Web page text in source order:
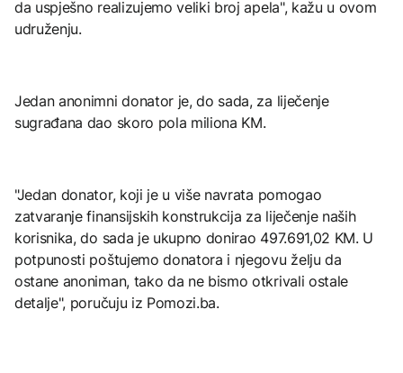
da uspješno realizujemo veliki broj apela", kažu u ovom
udruženju.
Jedan anonimni donator je, do sada, za liječenje
sugrađana dao skoro pola miliona KM.
"Jedan donator, koji je u više navrata pomogao
zatvaranje finansijskih konstrukcija za liječenje naših
korisnika, do sada je ukupno donirao 497.691,02 KM. U
potpunosti poštujemo donatora i njegovu želju da
ostane anoniman, tako da ne bismo otkrivali ostale
detalje", poručuju iz Pomozi.ba.